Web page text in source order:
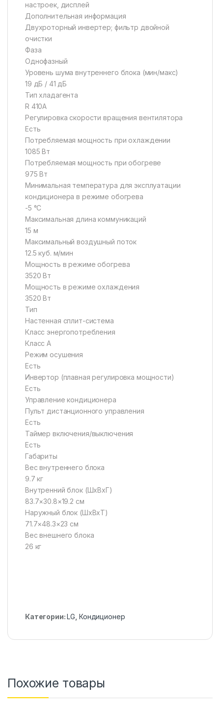
настроек, дисплей
Дополнительная информация
Двухроторный инвертер; фильтр двойной
очистки
Фаза
Однофазный
Уровень шума внутреннего блока (мин/макс)
19 дБ / 41 дБ
Тип хладагента
R 410A
Регулировка скорости вращения вентилятора
Есть
Потребляемая мощность при охлаждении
1085 Вт
Потребляемая мощность при обогреве
975 Вт
Минимальная температура для эксплуатации
кондиционера в режиме обогрева
-5 °С
Максимальная длина коммуникаций
15 м
Максимальный воздушный поток
12.5 куб. м/мин
Мощность в режиме обогрева
3520 Вт
Мощность в режиме охлаждения
3520 Вт
Тип
Настенная сплит-система
Класс энергопотребления
Класс A
Режим осушения
Есть
Инвертор (плавная регулировка мощности)
Есть
Управление кондиционера
Пульт дистанционного управления
Есть
Таймер включения/выключения
Есть
Габариты
Вес внутреннего блока
9.7 кг
Внутренний блок (ШxВxГ)
83.7×30.8×19.2 см
Наружный блок (ШxВxТ)
71.7×48.3×23 см
Вес внешнего блока
26 кг
Категории:LG Кондиционер
Похожие товары